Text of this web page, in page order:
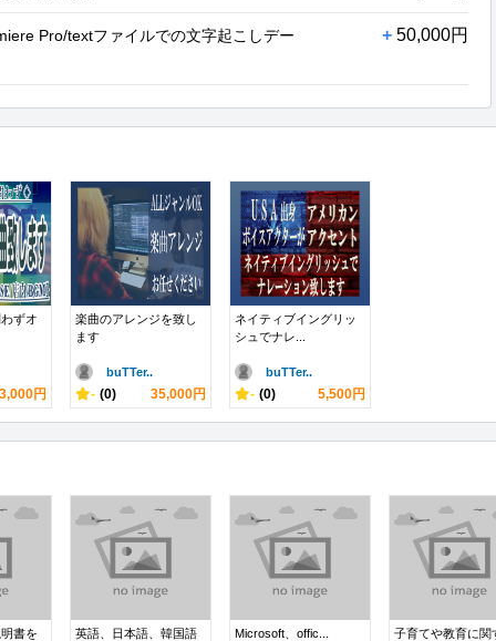
Pro/textファイルでの文字起こしデー + 50,000円
ずオ
円
楽曲のアレンジを致し
ます
buTTer..
- (0) 35,000円
ネイティブイングリッ
シュでナレ...
buTTer..
- (0) 5,500円
書を
英語、日本語、韓国語
Microsoft、offic...
子育てや教育に関